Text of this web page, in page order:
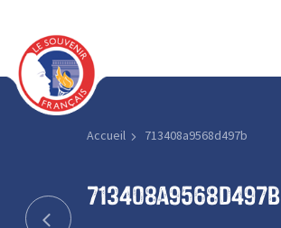
Accueil 713408a9568d497b
713408a9568d497b